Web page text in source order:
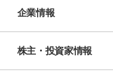
企業情報
株主・投資家情報